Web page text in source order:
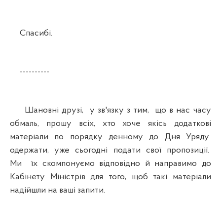
Спасибі.
----------
Шановні друзі, у зв'язку з тим, що в нас часу
обмаль, прошу всіх, хто хоче якісь додаткові
матеріали по порядку денному до Дня Уряду
одержати, уже сьогодні подати свої пропозиції.
Ми їх скомпонуємо відповідно й направимо до
Кабінету Міністрів для того, щоб такі матеріали
надійшли на ваші запити.